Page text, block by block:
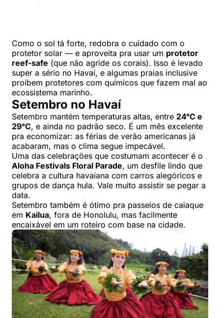
Como o sol tá forte, redobra o cuidado com o
protetor solar — e aproveita pra usar um protetor
reef-safe (que não agride os corais). Isso é levado
super a sério no Havaí, e algumas praias inclusive
proíbem protetores com químicos que fazem mal ao
ecossistema marinho.
Setembro no Havaí
Setembro mantém temperaturas altas, entre 24°C e
29°C, e ainda no padrão seco. É um mês excelente
pra economizar: as férias de verão americanas já
acabaram, mas o clima segue impecável.
Uma das celebrações que costumam acontecer é o
Aloha Festivals Floral Parade, um desfile lindo que
celebra a cultura havaiana com carros alegóricos e
grupos de dança hula. Vale muito assistir se pegar a
data.
Setembro também é ótimo pra passeios de caiaque
em Kailua, fora de Honolulu, mas facilmente
encaixável em um roteiro com base na cidade.